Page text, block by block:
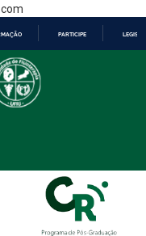
PARTICIPE